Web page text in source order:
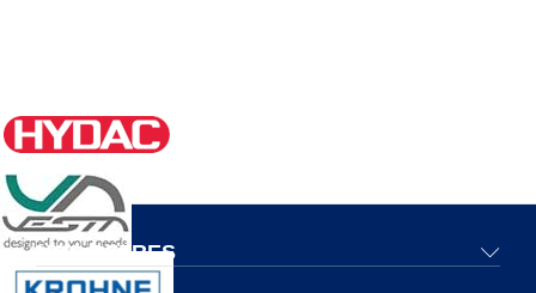
NOS OFFRES